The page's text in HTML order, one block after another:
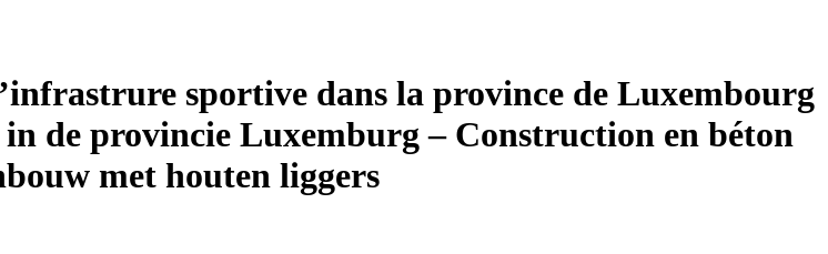
sportive dans la province de Luxembourg
de provincie Luxemburg – Construction en béton
met houten liggers